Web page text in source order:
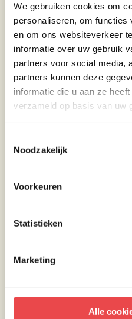
We gebruiken cookies om
personaliseren, om functies
en om ons websiteverkeer
informatie over uw gebruik
partners voor social media,
partners kunnen deze
informatie die u aan ze
verzameld op basis van uw
Noodzakelijk
Voorkeuren
Statistieken
Marketing
Alle
Als je het vlees
het van de kamado/
gehaald. Laat nu nog
rusten et voilà…
Eet
Je kunt dit recept nu
opBBQuality-TV!
brie, honing en
Instagram? Tag dan